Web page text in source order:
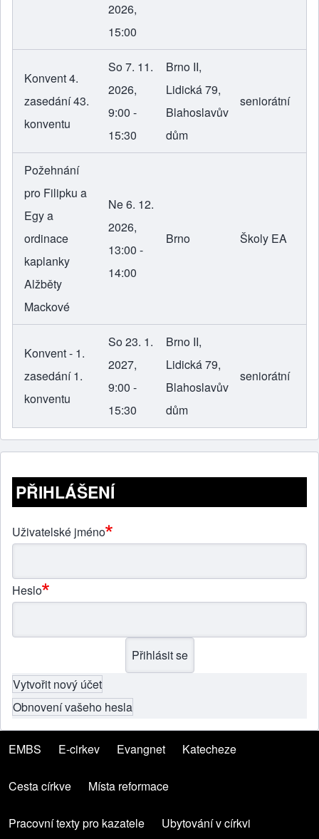
2026,
15:00
Konvent 4.
zasedání 43.
konventu
So 7. 11.
2026,
9:00 -
15:30
Brno II,
Lidická 79,
Blahoslavův
dům
seniorátní
Požehnání
pro Filipku a
Egy a
ordinace
kaplanky
Alžběty
Mackové
Ne 6. 12.
2026,
13:00 -
14:00
Brno Školy EA
Konvent - 1.
zasedání 1.
konventu
So 23. 1.
2027,
9:00 -
15:30
Brno II,
Lidická 79,
Blahoslavův
dům
seniorátní
PŘIHLÁŠENÍ
Uživatelské jméno
Heslo
Vytvořit nový účet
Obnovení vašeho hesla
Menu patičky
EMBS
(opens in new tab)
E-cirkev
(opens in new tab)
Evangnet
(opens in new tab)Katecheze
(opens in new tab)
Cesta církve
(opens in new tab)Místa reformace
(opens in new tab)
Pracovní texty pro kazatele
(opens in new tab) Ubytování v církvi
(opens in new tab)